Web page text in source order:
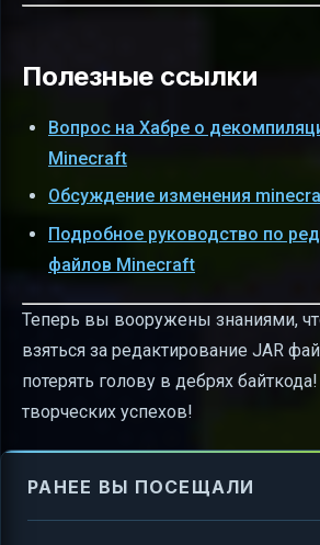
Полезные ссылки
Вопрос на Хабре о
Minecraft
Обсуждение изменения
Подробное руководство по
файлов Minecraft
Теперь вы вооружены знаниями,
взяться за редактирование JAR
потерять голову в дебрях
творческих успехов!
РАНЕЕ ВЫ ПОСЕЩАЛИ